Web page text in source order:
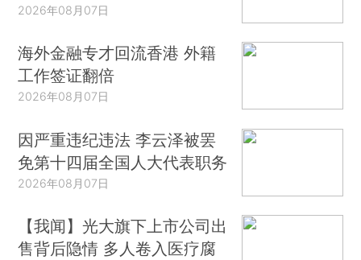
2026年08月07日
海外金融专才回流香港 外籍
工作签证翻倍
2026年08月07日
因严重违纪违法 李云泽被罢
免第十四届全国人大代表职务
2026年08月07日
【我闻】光大旗下上市公司出
售背后隐情 多人卷入医疗腐